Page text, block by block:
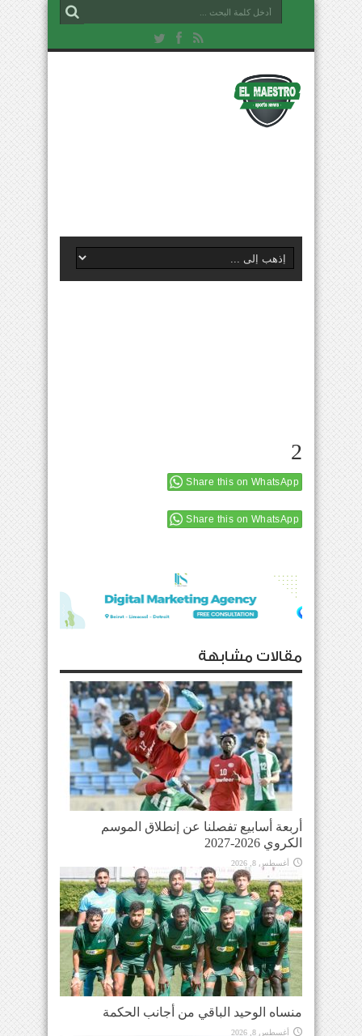
2
Share this on WhatsApp
Share this on WhatsApp
مقالات مشابهة
أربعة أسابيع تفصلنا عن إنطلاق الموسم
الكروي 2026-2027
أغسطس 8, 2026
منساه الوحيد الباقي من أجانب الحكمة
أغسطس 8, 2026